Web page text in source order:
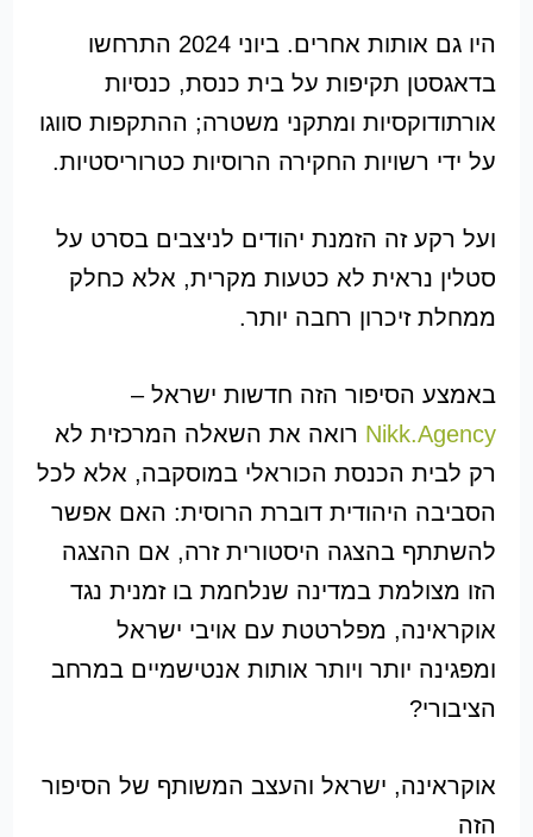
היו גם אותות אחרים. ביוני 2024 התרחשו
בדאגסטן תקיפות על בית כנסת, כנסיות
אורתודוקסיות ומתקני משטרה; ההתקפות סווגו
על ידי רשויות החקירה הרוסיות כטרוריסטיות.
ועל רקע זה הזמנת יהודים לניצבים בסרט על
סטלין נראית לא כטעות מקרית, אלא כחלק
ממחלת זיכרון רחבה יותר.
באמצע הסיפור הזה חדשות ישראל –
Nikk.Agency רואה את השאלה המרכזית לא
רק לבית הכנסת הכוראלי במוסקבה, אלא לכל
הסביבה היהודית דוברת הרוסית: האם אפשר
להשתתף בהצגה היסטורית זרה, אם ההצגה
הזו מצולמת במדינה שנלחמת בו זמנית נגד
אוקראינה, מפלרטטת עם אויבי ישראל
ומפגינה יותר ויותר אותות אנטישמיים במרחב
הציבורי?
אוקראינה, ישראל והעצב המשותף של הסיפור
הזה